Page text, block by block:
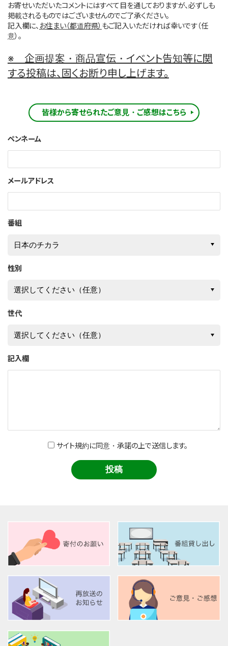
お寄せいただいたコメントにはすべて目を通しておりますが、必ずしも
掲載されるものではございませんのでご了承ください。
記入欄に、 お住まい（都道府県） もご記入いただければ幸いです（任
意）。
※ 企画提案・商品宣伝・イベント告知等に関
する投稿は、固くお断り申し上げます。
皆様から寄せられたご意見・ご感想はこちら
ペンネーム
メールアドレス
番組
性別
世代
記入欄
サイト規約に同意・承諾の上で送信します。